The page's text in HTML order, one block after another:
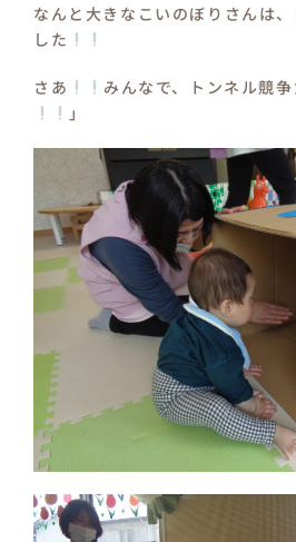
なんと大きなこいのぼりさんは
した
さあ みんなで、トンネル競
」